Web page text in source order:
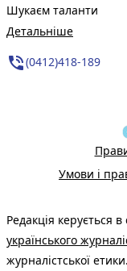
Шукаєм таланти
Детальніше
phone_in_talk(0412)418-189
Умови і
Редакція керується в
українського
журналістської